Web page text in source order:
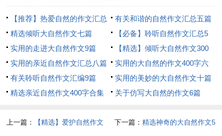
【推荐】热爱自然的作文汇总
九篇
有关和谐的自然作文汇总五篇
精选倾听大自然作文七篇
【必备】聆听自然作文汇总5
篇
实用的走进大自然作文9篇
【精选】倾听大自然作文300
字3篇
实用的亲近自然作文汇总八篇
实用的大自然的作文400字六
篇
有关聆听自然作文汇编9篇
实用的美妙的大自然作文十篇
精选亲近自然作文400字合集
关于仿写大自然的作文6篇
上一篇：
【精选】爱护自然作文
下一篇： 精选神奇的大自然作文5